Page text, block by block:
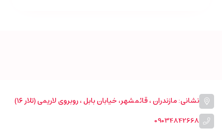
نشانی: مازندران ، قائمشهر، خیابان بابل ، روبروی لاریمی (تلار ۱۶)
09034842668